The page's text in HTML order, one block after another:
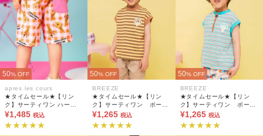
50% OFF
apres les cours
★タイムセール★【リン
ク】サーティワン ハーフ
パンツ
¥1,485 税込
50% OFF
BREEZE
★タイムセール★【リン
ク】サーティワン ボーダ
ータンクトップ
¥1,265 税込
50% OFF
BREEZE
★タイムセール★【リン
ク】サーティワン ボーダ
ータンクトップ
¥1,265 税込